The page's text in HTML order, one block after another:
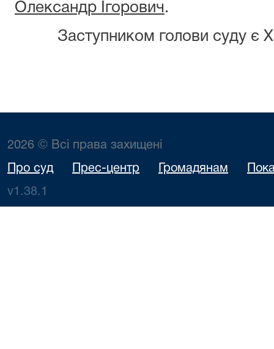
Олександр Ігорович.
Заступником голови суду є
2026 © Всі права захищені
Про суд Прес-центр Громадянам
v1.38.1